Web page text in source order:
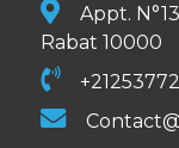
Appt.
Rabat 10000